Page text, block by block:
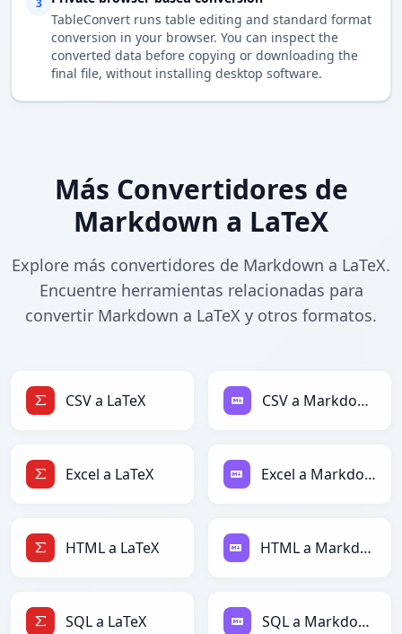
3
TableConvert runs table editing and standard format
conversion in your browser. You can inspect the
converted data before copying or downloading the
final file, without installing desktop software.
Más Convertidores de
Markdown a LaTeX
Explore más convertidores de Markdown a LaTeX.
Encuentre herramientas relacionadas para
convertir Markdown a LaTeX y otros formatos.
CSV a LaTeX CSV a Markdown
Excel a LaTeX Excel a Markdown
HTML a LaTeX HTML a Markdown
SQL a LaTeX SQL a Markdown